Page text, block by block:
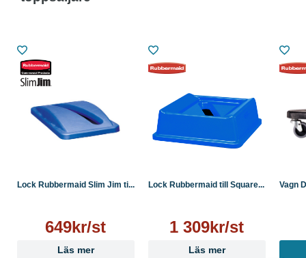
Lock Rubbermaid Slim Jim ti...
649kr/st
Läs mer
Lock Rubbermaid till Square...
1 309kr/st
Läs mer
Vagn